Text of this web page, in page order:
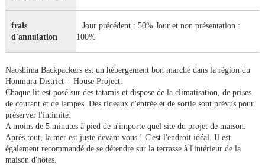
frais
d'annulation
Jour précédent : 50% Jour et non présentation :
100%
Naoshima Backpackers est un hébergement bon marché dans la région du
Honmura District = House Project.
Chaque lit est posé sur des tatamis et dispose de la climatisation, de prises
de courant et de lampes. Des rideaux d'entrée et de sortie sont prévus pour
préserver l'intimité.
A moins de 5 minutes à pied de n'importe quel site du projet de maison.
Après tout, la mer est juste devant vous ! C'est l'endroit idéal. Il est
également recommandé de se détendre sur la terrasse à l'intérieur de la
maison d'hôtes.